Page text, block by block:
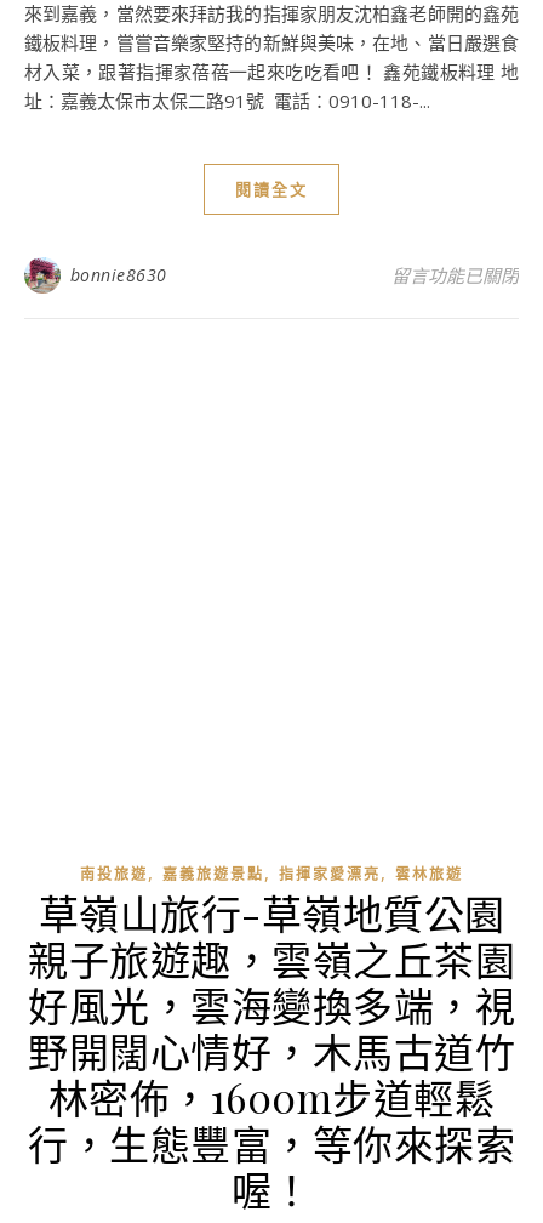
來到嘉義，當然要來拜訪我的指揮家朋友沈柏鑫老師開的鑫苑
鐵板料理，嘗嘗音樂家堅持的新鮮與美味，在地、當日嚴選食
材入菜，跟著指揮家蓓蓓一起來吃吃看吧！ 鑫苑鐵板料理 地
址：嘉義太保市太保二路91號 電話：0910-118-...
閱讀全文
bonnie8630 在〈嘉義太保美
留言功能已關閉
南投旅遊, 嘉義旅遊景點, 指揮家愛漂亮, 雲林旅遊
草嶺山旅行-草嶺地質公園
親子旅遊趣，雲嶺之丘茶園
好風光，雲海變換多端，視
野開闊心情好，木馬古道竹
林密佈，1600m步道輕鬆
行，生態豐富，等你來探索
喔！